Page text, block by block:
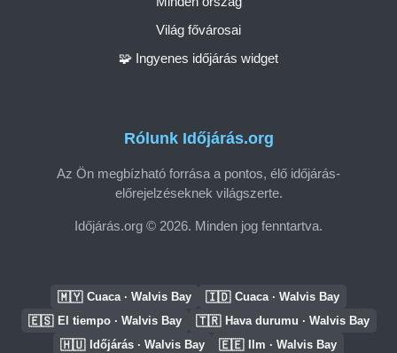
Rólunk Időjárás.org
Az Ön megbízható forrása a pontos, élő időjárás-
előrejelzéseknek világszerte.
Időjárás.org © 2026. Minden jog fenntartva.
Világ fővárosai
🧩 Ingyenes időjárás widget
🇲🇾 Cuaca · Walvis Bay 🇮🇩 Cuaca · Walvis Bay
🇪🇸 El tiempo · Walvis Bay 🇹🇷 Hava durumu · Walvis Bay
🇭🇺 Időjárás · Walvis Bay 🇪🇪 Ilm · Walvis Bay